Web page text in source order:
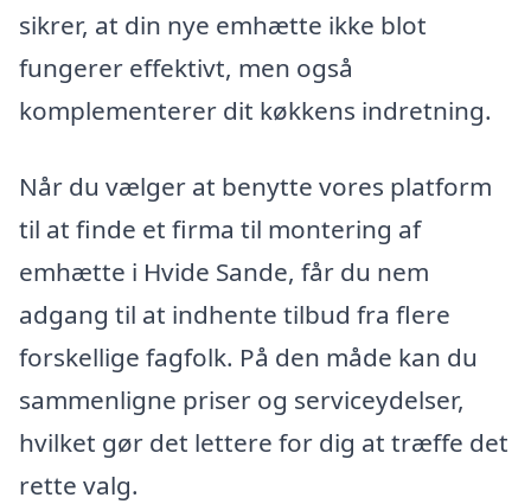
sikrer, at din nye emhætte ikke blot
fungerer effektivt, men også
komplementerer dit køkkens indretning.
Når du vælger at benytte vores platform
til at finde et firma til montering af
emhætte i Hvide Sande, får du nem
adgang til at indhente tilbud fra flere
forskellige fagfolk. På den måde kan du
sammenligne priser og serviceydelser,
hvilket gør det lettere for dig at træffe det
rette valg.